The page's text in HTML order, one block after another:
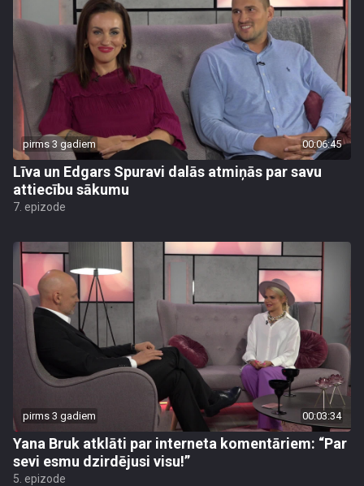
pirms 3 gadiem 00:06:45
Līva un Edgars Spuravi dalās atmiņās par savu
attiecību sākumu
7. epizode
pirms 3 gadiem 00:03:34
Yana Bruk atklāti par interneta komentāriem: “Par
sevi esmu dzirdējusi visu!”
5. epizode